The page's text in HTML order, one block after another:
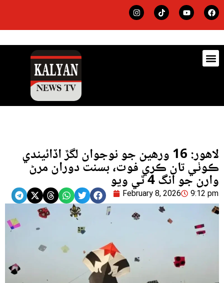
لاهور: 16 ورهين جو نوجوان لگڙ اڏائيندي
ڪوٺي تان ڪري فوت، بسنت دوران مرڻ
وارن جو انگ 4 ٿي ويو
February 8, 2026 9:12 pm